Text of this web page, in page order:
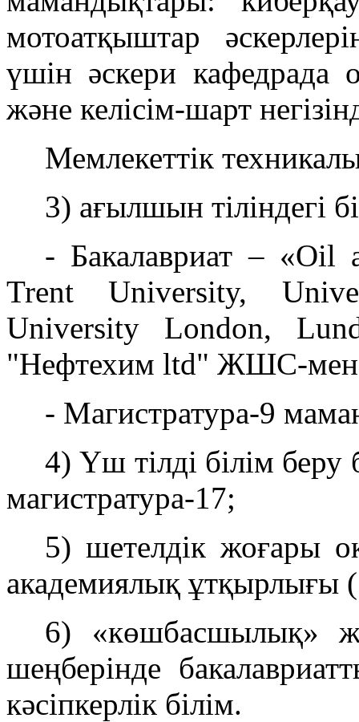
мотоатқыштар
үшін әскери
және келісім-шарт
Мемлекеттік
3) ағылшын тіліндегі
- Бакалавриат – «Oil
Trent University,
University London,
"Нефтехим ltd" ЖШС-мен
- Магистратура-9
4) Үш тілді білім беру
магистратура-17;
5) шетелдік жоғары
академиялық ұтқырлығы
6) «көшбасшылық»
шеңберінде
кәсіпкерлік білім.